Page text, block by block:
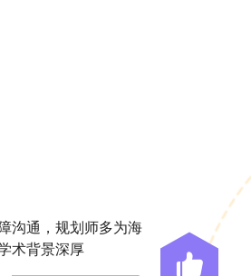
沟通，规划师多为海
术背景深厚